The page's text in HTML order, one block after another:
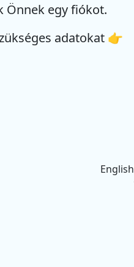
Önnek egy fiókot.
adatokat 👉
English